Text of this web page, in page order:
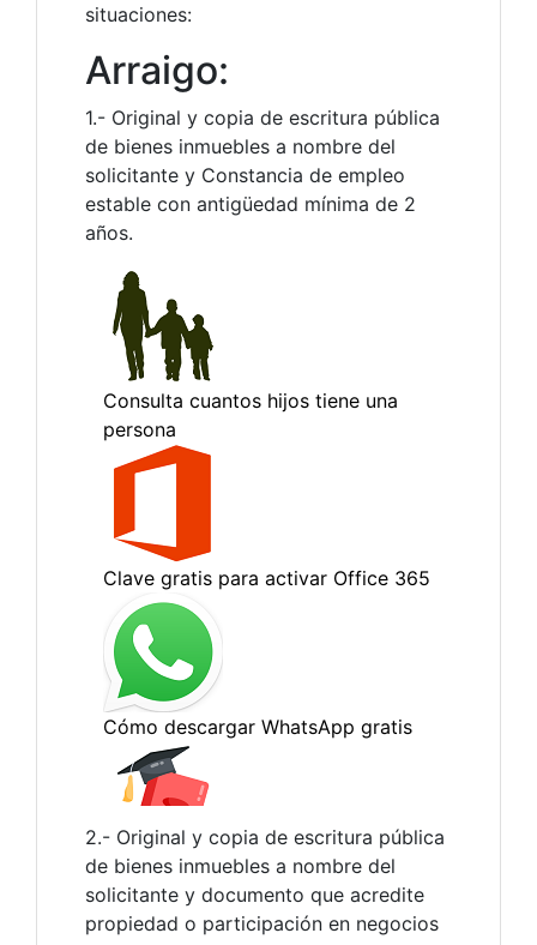
situaciones:
Arraigo:
1.- Original y copia de escritura pública
de bienes inmuebles a nombre del
solicitante y Constancia de empleo
estable con antigüedad mínima de 2
años.
2.- Original y copia de escritura pública
de bienes inmuebles a nombre del
solicitante y documento que acredite
propiedad o participación en negocios